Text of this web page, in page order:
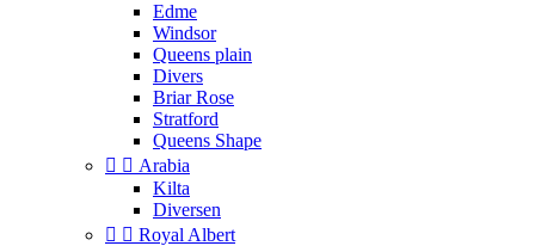
Edme
Windsor
Queens plain
Divers
Briar Rose
Stratford
Queens Shape
  Arabia
Kilta
Diversen
  Royal Albert